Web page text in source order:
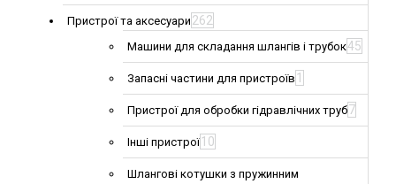
Пристрої та аксесуари 262
Машини для складання шлангів і трубок45
Запасні частини для пристроїв 1
Пристрої для обробки гідравлічних труб7
Інші пристрої 10
Шлангові котушки з пружинним